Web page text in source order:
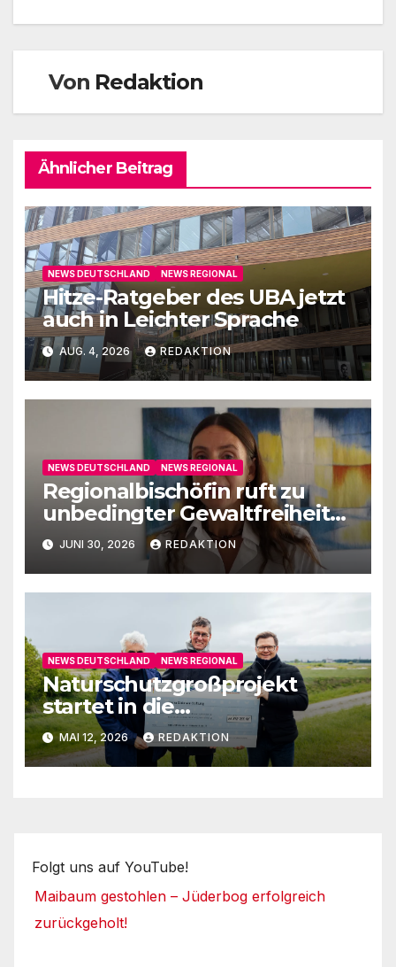
Von Redaktion
Ähnlicher Beitrag
NEWS DEUTSCHLAND NEWS REGIONAL
Hitze-Ratgeber des UBA jetzt
auch in Leichter Sprache
AUG. 4, 2026 REDAKTION
NEWS DEUTSCHLAND NEWS REGIONAL
Regionalbischöfin ruft zu
unbedingter Gewaltfreiheit
aufJUNI 30, 2026 REDAKTION
NEWS DEUTSCHLAND NEWS REGIONAL
Naturschutzgroßprojekt
startet in die
Umsetzungsphase
MAI 12, 2026 REDAKTION
Folgt uns auf YouTube!
Maibaum gestohlen – Jüderbog erfolgreich
zurückgeholt!